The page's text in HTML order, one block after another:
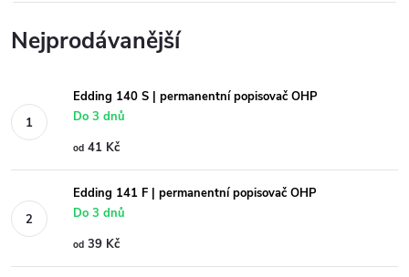
Nejprodávanější
Edding 140 S | permanentní popisovač OHP
Do 3 dnů
od 41 Kč
Edding 141 F | permanentní popisovač OHP
Do 3 dnů
od 39 Kč